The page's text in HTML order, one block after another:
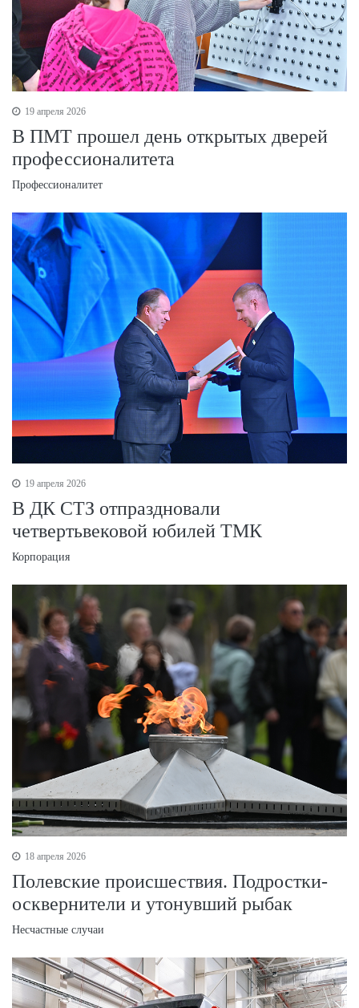
19 апреля 2026
В ПМТ прошел день открытых дверей
профессионалитета
Профессионалитет
19 апреля 2026
В ДК СТЗ отпраздновали
четвертьвековой юбилей ТМК
Корпорация
18 апреля 2026
Полевские происшествия. Подростки-
осквернители и утонувший рыбак
Несчастные случаи